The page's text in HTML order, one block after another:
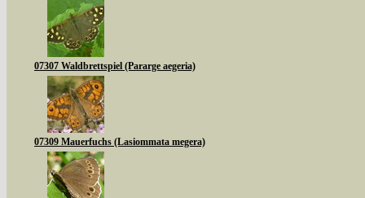
07307 Waldbrettspiel (Pararge aegeria)
07309 Mauerfuchs (Lasiommata megera)